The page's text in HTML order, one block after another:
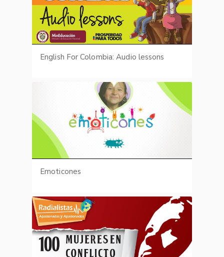
English For Colombia: Audio lessons
Emoticones